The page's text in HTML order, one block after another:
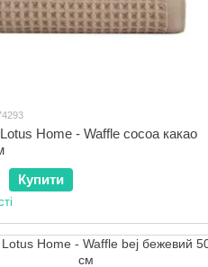
Home - Waffle cocoa какао
Купити